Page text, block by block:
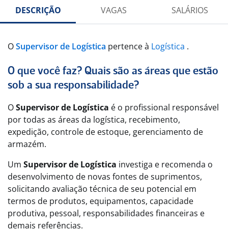
DESCRIÇÃO VAGAS SALÁRIOS
OSupervisor de Logística pertence à Logística .
O que você faz? Quais são as áreas que estão
sob a sua responsabilidade?
OSupervisor de Logística é o profissional responsável
por todas as áreas da logística, recebimento,
expedição, controle de estoque, gerenciamento de
armazém.
Um Supervisor de Logística investiga e recomenda o
desenvolvimento de novas fontes de suprimentos,
solicitando avaliação técnica de seu potencial em
termos de produtos, equipamentos, capacidade
produtiva, pessoal, responsabilidades financeiras e
demais referências.